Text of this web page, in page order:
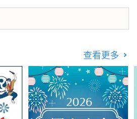
查看更多